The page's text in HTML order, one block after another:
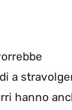
a
hanno